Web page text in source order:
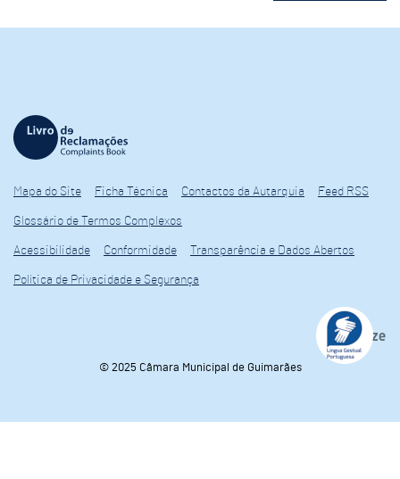
Mapa do Site Ficha Técnica Contactos da Autarquia Feed RSS
Glossário de Termos Complexos
Acessibilidade Conformidade Transparência e Dados Abertos
Política de Privacidade e Segurança
© 2025 Câmara Municipal de Guimarães